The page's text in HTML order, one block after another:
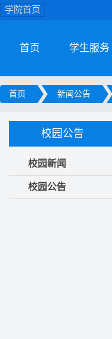
学院首页
首页 学生服务
首页 新闻公告
校园公告
校园新闻
校园公告